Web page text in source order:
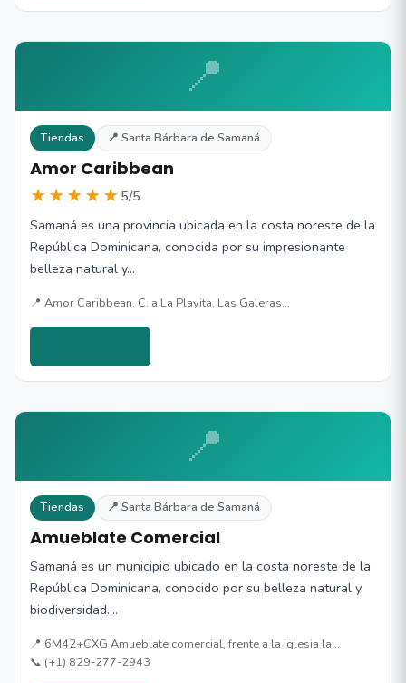
📍
Tiendas 📍 Santa Bárbara de Samaná
Amor Caribbean
★★★★★ 5/5
Samaná es una provincia ubicada en la costa noreste de la
República Dominicana, conocida por su impresionante
belleza natural y…
📍 Amor Caribbean, C. a La Playita, Las Galeras…
📍
Tiendas 📍 Santa Bárbara de Samaná
Amueblate Comercial
Samaná es un municipio ubicado en la costa noreste de la
República Dominicana, conocido por su belleza natural y
biodiversidad.…
📍 6M42+CXG Amueblate comercial, frente a la iglesia la…
📞 (+1) 829-277-2943